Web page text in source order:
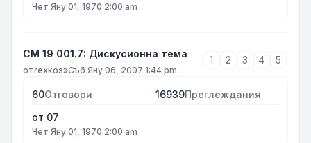
Чет Яну 01, 1970 2:00 am
СМ 19 001.7: Дискусионна тема
отrexkos»Съб Яну 06, 2007 1:44 pm
1 2 3 4 5
60Отговори 16939Преглеждания
от 07
Чет Яну 01, 1970 2:00 am